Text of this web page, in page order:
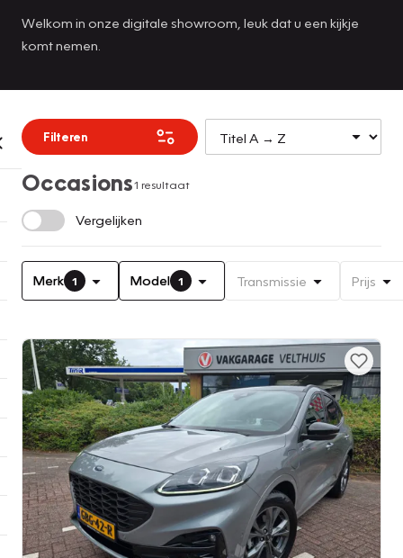
Welkom in onze digitale showroom, leuk dat u een kijkje
komt nemen.
Filteren
Occasions1 resultaat
Vergelijken
Merk 1 Model 1 Transmissie Prijs